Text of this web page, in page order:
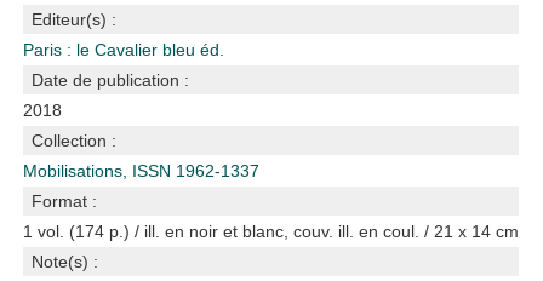
Editeur(s) :
Paris : le Cavalier bleu éd.
Date de publication :
2018
Collection :
Mobilisations, ISSN 1962-1337
Format :
1 vol. (174 p.) / ill. en noir et blanc, couv. ill. en coul. / 21 x 14 cm
Note(s) :